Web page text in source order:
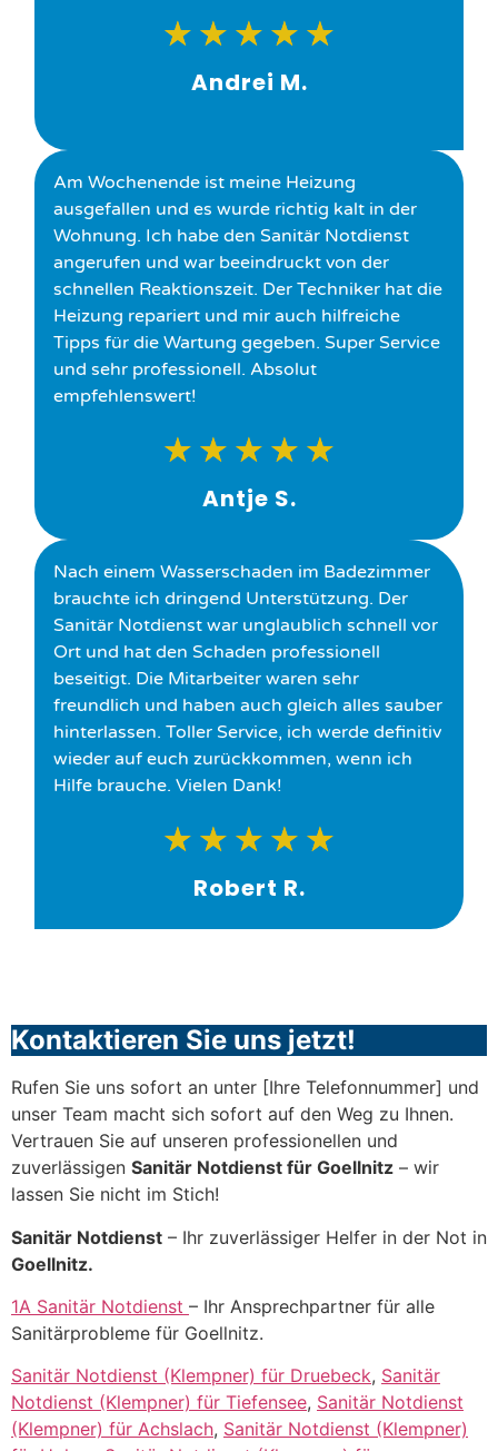
★ ★ ★ ★ ★
Andrei M.
Am Wochenende ist meine Heizung
ausgefallen und es wurde richtig kalt in der
Wohnung. Ich habe den Sanitär Notdienst
angerufen und war beeindruckt von der
schnellen Reaktionszeit. Der Techniker hat die
Heizung repariert und mir auch hilfreiche
Tipps für die Wartung gegeben. Super Service
und sehr professionell. Absolut
empfehlenswert!
★ ★ ★ ★ ★
Antje S.
Nach einem Wasserschaden im Badezimmer
brauchte ich dringend Unterstützung. Der
Sanitär Notdienst war unglaublich schnell vor
Ort und hat den Schaden professionell
beseitigt. Die Mitarbeiter waren sehr
freundlich und haben auch gleich alles sauber
hinterlassen. Toller Service, ich werde definitiv
wieder auf euch zurückkommen, wenn ich
Hilfe brauche. Vielen Dank!
★ ★ ★ ★ ★
Robert R.
Kontaktieren Sie uns jetzt!
Rufen Sie uns sofort an unter [Ihre Telefonnummer] und
unser Team macht sich sofort auf den Weg zu Ihnen.
Vertrauen Sie auf unseren professionellen und
zuverlässigen Sanitär Notdienst für Goellnitz – wir
lassen Sie nicht im Stich!
Sanitär Notdienst – Ihr zuverlässiger Helfer in der Not in
Goellnitz.
1A Sanitär Notdienst – Ihr Ansprechpartner für alle
Sanitärprobleme für Goellnitz.
Sanitär Notdienst (Klempner) für Druebeck, Sanitär
Notdienst (Klempner) für Tiefensee, Sanitär Notdienst
(Klempner) für Achslach, Sanitär Notdienst (Klempner)